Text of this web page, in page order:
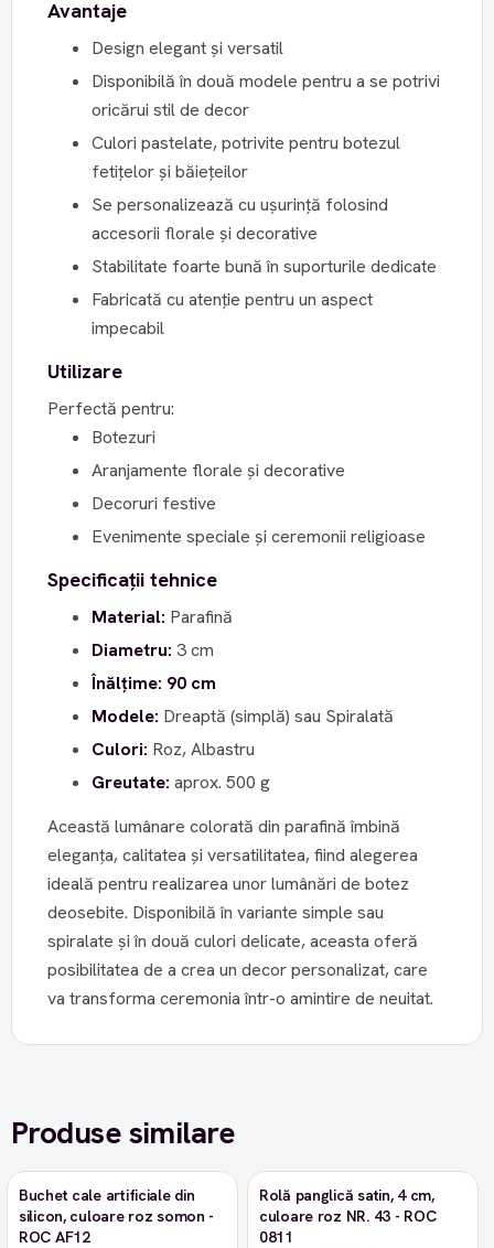
Avantaje
Design elegant și versatil
Disponibilă în două modele pentru a se potrivi
oricărui stil de decor
Culori pastelate, potrivite pentru botezul
fetițelor și băiețeilor
Se personalizează cu ușurință folosind
accesorii florale și decorative
Stabilitate foarte bună în suporturile dedicate
Fabricată cu atenție pentru un aspect
impecabil
Utilizare
Perfectă pentru:
Botezuri
Aranjamente florale și decorative
Decoruri festive
Evenimente speciale și ceremonii religioase
Specificații tehnice
Material: Parafină
Diametru: 3 cm
Înălțime: 90 cm
Modele: Dreaptă (simplă) sau Spiralată
Culori: Roz, Albastru
Greutate: aprox. 500 g
Această lumânare colorată din parafină îmbină
eleganța, calitatea și versatilitatea, fiind alegerea
ideală pentru realizarea unor lumânări de botez
deosebite. Disponibilă în variante simple sau
spiralate și în două culori delicate, aceasta oferă
posibilitatea de a crea un decor personalizat, care
va transforma ceremonia într-o amintire de neuitat.
Produse similare
Buchet cale artificiale din
silicon, culoare roz somon -
ROC AF12
-9%
Rolă panglică satin, 4 cm,
culoare roz NR. 43 - ROC
0811